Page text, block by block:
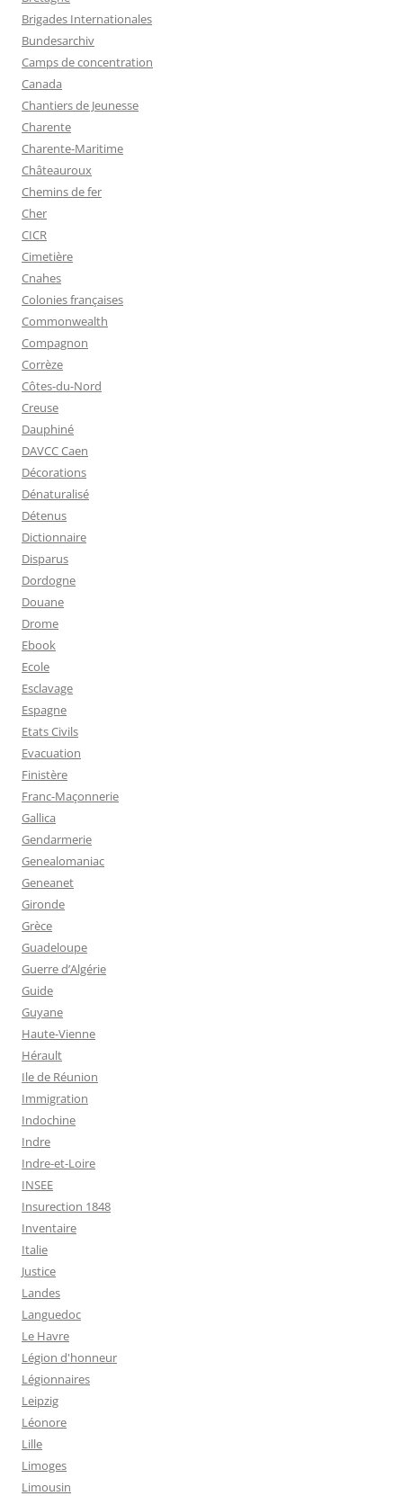
Brigades Internationales
Bundesarchiv
Camps de concentration
Canada
Chantiers de Jeunesse
Charente
Charente-Maritime
Châteauroux
Chemins de fer
Cher
CICR
Cimetière
Cnahes
Colonies françaises
Commonwealth
Compagnon
Corrèze
Côtes-du-Nord
Creuse
Dauphiné
DAVCC Caen
Décorations
Dénaturalisé
Détenus
Dictionnaire
Disparus
Dordogne
Douane
Drome
Ebook
Ecole
Esclavage
Espagne
Etats Civils
Evacuation
Finistère
Franc-Maçonnerie
Gallica
Gendarmerie
Genealomaniac
Geneanet
Gironde
Grèce
Guadeloupe
Guerre d’Algérie
Guide
Guyane
Haute-Vienne
Hérault
Ile de Réunion
Immigration
Indochine
Indre
Indre-et-Loire
INSEE
Insurection 1848
Inventaire
Italie
Justice
Landes
Languedoc
Le Havre
Légion d'honneur
Légionnaires
Leipzig
Léonore
Lille
Limoges
Limousin